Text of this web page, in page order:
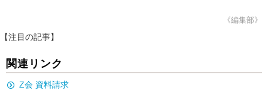
《編集部》
【注目の記事】
関連リンク
Z会 資料請求